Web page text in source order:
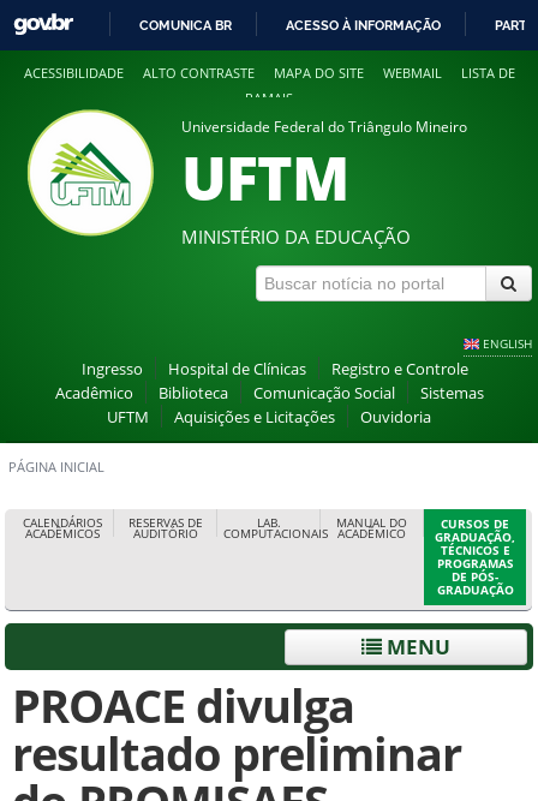
COMUNICA BR ACESSO À INFORMAÇÃO
ACESSIBILIDADE ALTO CONTRASTE MAPA DO SITE WEBMAIL
LISTA DE
RAMAIS
Universidade Federal do Triângulo Mineiro
UFTM
MINISTÉRIO DA EDUCAÇÃO
ENGLISH
Ingresso Hospital de Clínicas
Registro e Controle
Acadêmico
Biblioteca Comunicação Social
Sistemas
UFTM
Aquisições e Licitações Ouvidoria
PÁGINA INICIAL
CALENDÁRIOS
ACADÊMICOS
RESERVAS DE
AUDITÓRIO
LAB.
COMPUTACIONAIS
MANUAL DO
ACADÊMICO
CURSOS DE
GRADUAÇÃO,
TÉCNICOS E
PROGRAMAS
DE PÓS-
GRADUAÇÃO
MENU
PROACE divulga
resultado preliminar